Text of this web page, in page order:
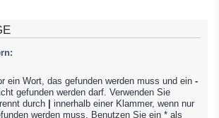
ein Wort, das gefunden werden muss und ein -
gefunden werden darf. Verwenden Sie
durch | innerhalb einer Klammer, wenn nur
werden muss. Benutzen Sie ein * als